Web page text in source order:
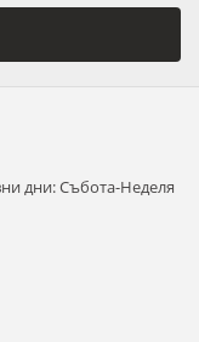
дни: Събота-Неделя